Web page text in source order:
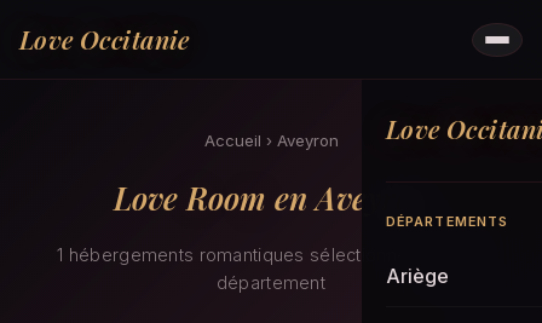
Love Occitanie
Love
DÉPARTEMENTS
Ariège
Accueil › Aveyron
Love Room en Aveyron
1 hébergements romantiques sélectionnés dans le
département